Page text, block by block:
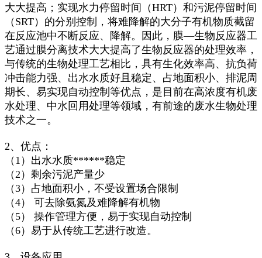
大大提高；实现水力停留时间（HRT）和污泥停留时间
（SRT）的分别控制，将难降解的大分子有机物质截留
在反应池中不断反应、降解。因此，膜—生物反应器工
艺通过膜分离技术大大提高了生物反应器的处理效率，
与传统的生物处理工艺相比，具有生化效率高、抗负荷
冲击能力强、出水水质好且稳定、占地面积小、排泥周
期长、易实现自动控制等优点，是目前在高浓度有机废
水处理、中水回用处理等领域，有前途的废水生物处理
技术之一。
2、优点：
（1）出水水质******稳定
（2）剩余污泥产量少
（3）占地面积小，不受设置场合限制
（4） 可去除氨氮及难降解有机物
（5） 操作管理方便，易于实现自动控制
（6）易于从传统工艺进行改造。